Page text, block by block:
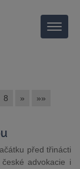
Menu
8 » »»
před třinácti
advokacie i